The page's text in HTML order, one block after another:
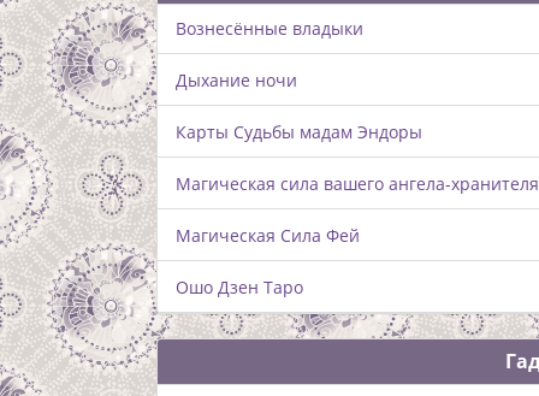
Вознесённые владыки
Дыхание ночи
Карты Судьбы мадам Эндоры
Магическая сила вашего ангела-хранителя
Магическая Сила Фей
Ошо Дзен Таро